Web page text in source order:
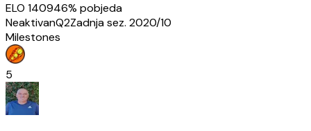
ELO 140946% pobjeda
NeaktivanQ2Zadnja sez. 2020/10
Milestones
5